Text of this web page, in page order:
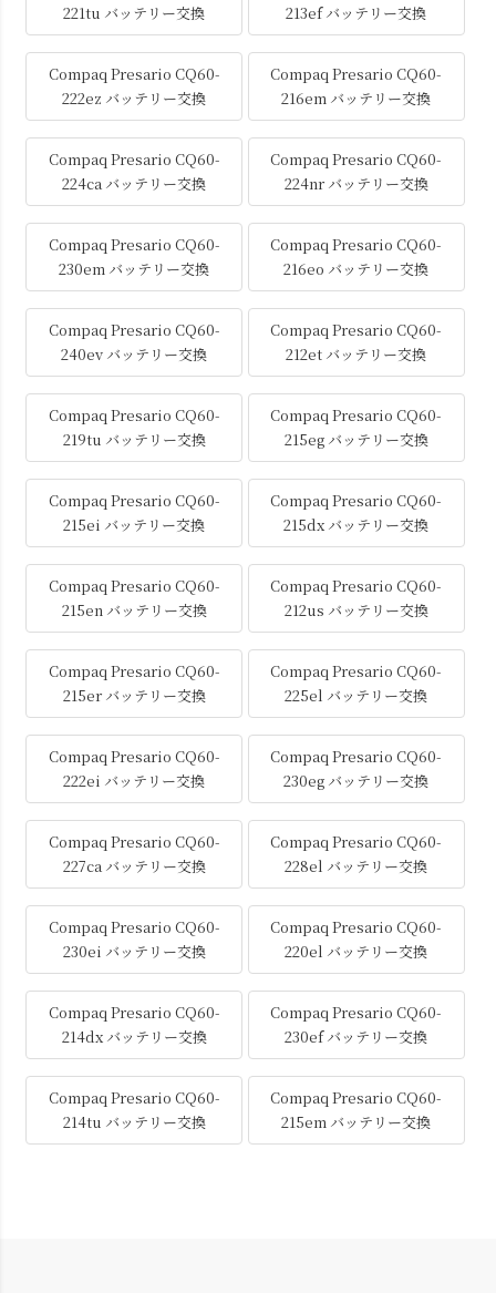
221tu バッテリー交換
213ef バッテリー交換
Compaq Presario CQ60-
222ez バッテリー交換
Compaq Presario CQ60-
216em バッテリー交換
Compaq Presario CQ60-
224ca バッテリー交換
Compaq Presario CQ60-
224nr バッテリー交換
Compaq Presario CQ60-
230em バッテリー交換
Compaq Presario CQ60-
216eo バッテリー交換
Compaq Presario CQ60-
240ev バッテリー交換
Compaq Presario CQ60-
212et バッテリー交換
Compaq Presario CQ60-
219tu バッテリー交換
Compaq Presario CQ60-
215eg バッテリー交換
Compaq Presario CQ60-
215ei バッテリー交換
Compaq Presario CQ60-
215dx バッテリー交換
Compaq Presario CQ60-
215en バッテリー交換
Compaq Presario CQ60-
212us バッテリー交換
Compaq Presario CQ60-
215er バッテリー交換
Compaq Presario CQ60-
225el バッテリー交換
Compaq Presario CQ60-
222ei バッテリー交換
Compaq Presario CQ60-
230eg バッテリー交換
Compaq Presario CQ60-
227ca バッテリー交換
Compaq Presario CQ60-
228el バッテリー交換
Compaq Presario CQ60-
230ei バッテリー交換
Compaq Presario CQ60-
220el バッテリー交換
Compaq Presario CQ60-
214dx バッテリー交換
Compaq Presario CQ60-
230ef バッテリー交換
Compaq Presario CQ60-
214tu バッテリー交換
Compaq Presario CQ60-
215em バッテリー交換